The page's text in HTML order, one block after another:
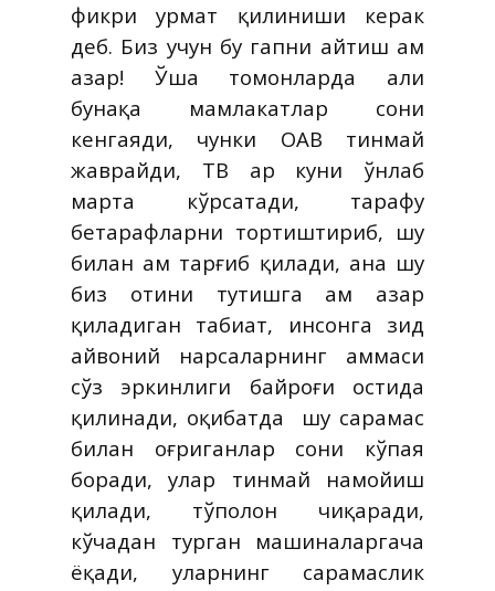
фикри ҳурмат қилиниши керак
деб. Биз учун бу гапни айтиш ҳам
ҳазар! Ўша томонларда ҳали
бунақа мамлакатлар сони
кенгаяди, чунки ОАВ тинмай
жаврайди, ТВ ҳар куни ўнлаб
марта кўрсатади, тарафу
бетарафларни тортиштириб, шу
билан ҳам тарғиб қилади, ана шу
биз отини тутишга ҳам ҳазар
қиладиган табиат, инсонга зид
ҳайвоний нарсаларнинг ҳаммаси
сўз эркинлиги байроғи остида
қилинади, оқибатда
шу сарамас
билан оғриганлар сони кўпая
боради, улар тинмай намойиш
қилади, тўполон чиқаради,
кўчадан турган машиналаргача
ёқади, уларнинг сарамаслик